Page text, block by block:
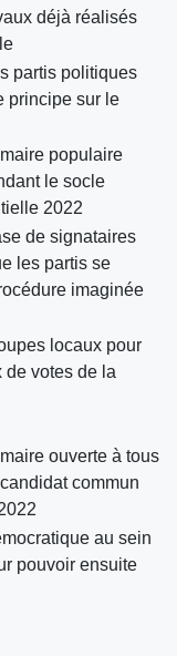
déjà réalisés
partis politiques
principe sur le
populaire
le socle
2022
de signataires
les partis se
imaginée
locaux pour
de votes de la
ouverte à tous
commun
au sein
pouvoir ensuite